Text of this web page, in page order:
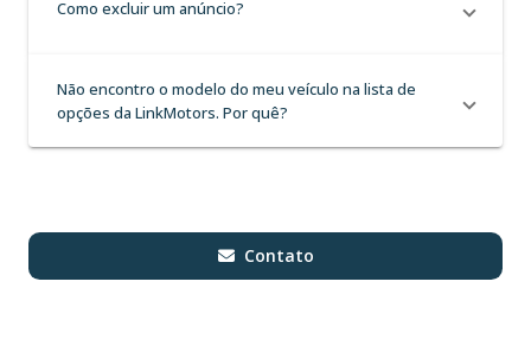
Como excluir um anúncio?
Não encontro o modelo do meu veículo na lista de
opções da LinkMotors. Por quê?
Contato